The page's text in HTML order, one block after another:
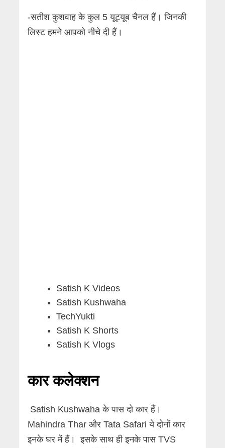
-सतीश कुशवाह के कुल 5 यूट्यूब चैनल हैं। जिनकी
लिस्ट हमने आपको नीचे दी हैं।
Satish K Videos
Satish Kushwaha
TechYukti
Satish K Shorts
Satish K Vlogs
कार कलेक्शन
Satish Kushwaha के पास दो कार हैं।
Mahindra Thar और Tata Safari ये दोनों कार
इनके घर में हैं। इसके साथ ही इनके पास TVS